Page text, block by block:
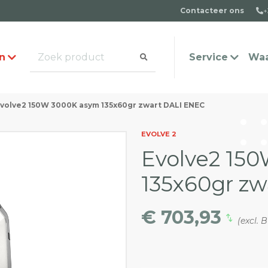
Contacteer ons
Service
Veel gestelde vragen
Contact
150W 3000K asym 135x60gr zwart DALI ENEC
EVOLVE 2
Evolve2
135x60gr
€ 703,93 (excl.